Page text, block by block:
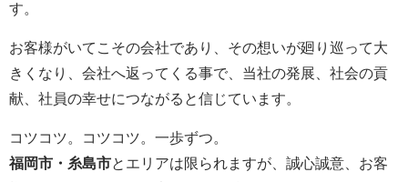
す。
お客様がいてこその会社であり、その想いが廻り巡って大
きくなり、会社へ返ってくる事で、当社の発展、社会の貢
献、社員の幸せにつながると信じています。
コツコツ。コツコツ。一歩ずつ。
福岡市・糸島市とエリアは限られますが、誠心誠意、お客